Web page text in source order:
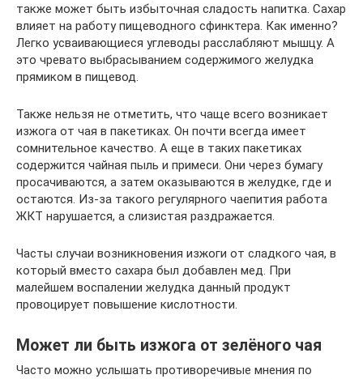
также может быть избыточная сладость напитка. Сахар
влияет на работу пищеводного сфинктера. Как именно?
Легко усваивающиеся углеводы расслабляют мышцу. А
это чревато выбрасыванием содержимого желудка
прямиком в пищевод.
Также нельзя не отметить, что чаще всего возникает
изжога от чая в пакетиках. Он почти всегда имеет
сомнительное качество. А еще в таких пакетиках
содержится чайная пыль и примеси. Они через бумагу
просачиваются, а затем оказываются в желудке, где и
остаются. Из-за такого регулярного чаепития работа
ЖКТ нарушается, а слизистая раздражается.
Часты случаи возникновения изжоги от сладкого чая, в
который вместо сахара был добавлен мед. При
малейшем воспалении желудка данный продукт
провоцирует повышение кислотности.
Может ли быть изжога от зелёного чая
Часто можно услышать противоречивые мнения по